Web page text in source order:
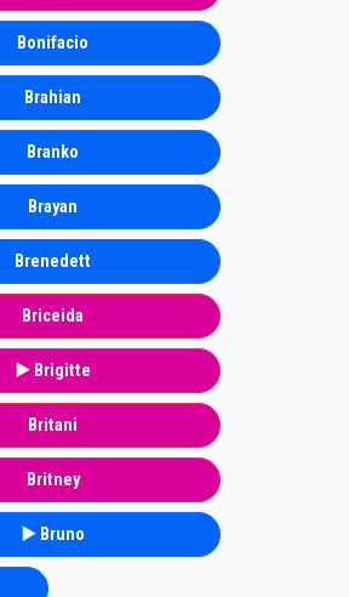
Bonifacio
Brahian
Branko
Brayan
Brenedett
Briceida
▶️ Brigitte
Britani
Britney
▶️ Bruno